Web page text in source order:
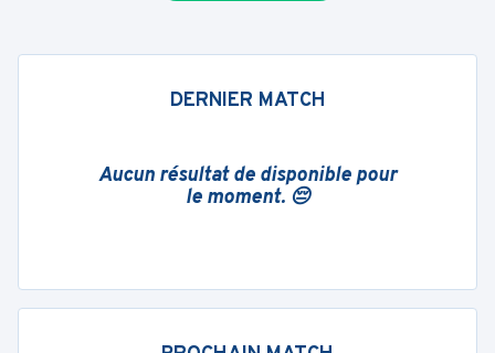
DERNIER MATCH
Aucun résultat de disponible pour
le moment. 😔